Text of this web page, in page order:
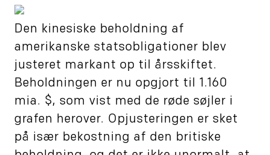
Den kinesiske beholdning af
amerikanske statsobligationer blev
justeret markant op til årsskiftet.
Beholdningen er nu opgjort til 1.160
mia. $, som vist med de røde søjler i
grafen herover. Opjusteringen er sket
på især bekostning af den britiske